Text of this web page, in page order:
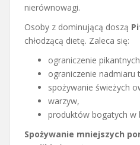
nierównowagi.
Osoby z dominującą doszą
chłodzącą dietę. Zaleca się:
ograniczenie
ograniczenie nadmiaru
spożywanie świeżych
warzyw,
produktów bogatych w
Spożywanie mniejszych